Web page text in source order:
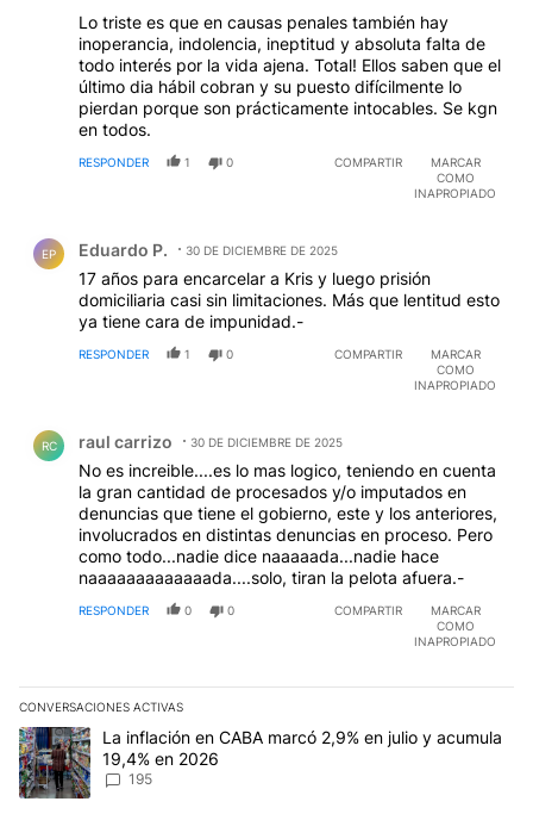
Lo triste es que en causas penales también hay
inoperancia, indolencia, ineptitud y absoluta falta de
todo interés por la vida ajena. Total! Ellos saben que el
último dia hábil cobran y su puesto difícilmente lo
pierdan porque son prácticamente intocables. Se kgn
en todos.
RESPONDER 1 0 COMPARTIR
MARCAR
COMO
INAPROPIADO
EP Eduardo P. 30 DE DICIEMBRE DE 2025
17 años para encarcelar a Kris y luego prisión
domiciliaria casi sin limitaciones. Más que lentitud esto
ya tiene cara de impunidad.-
RESPONDER 1 0 COMPARTIR
MARCAR
COMO
INAPROPIADO
RC raul carrizo 30 DE DICIEMBRE DE 2025
No es increible....es lo mas logico, teniendo en cuenta
la gran cantidad de procesados y/o imputados en
denuncias que tiene el gobierno, este y los anteriores,
involucrados en distintas denuncias en proceso. Pero
como todo...nadie dice naaaaada...nadie hace
naaaaaaaaaaaaada....solo, tiran la pelota afuera.-
RESPONDER 0 0 COMPARTIR
MARCAR
COMO
INAPROPIADO
CONVERSACIONES ACTIVAS
Este listado muestra los artículos con más comentarios en los
Un artículo de tendencia con el título "La inflación en CABA
La inflación en CABA marcó 2,9% en julio y acumula
19,4% en 2026
195